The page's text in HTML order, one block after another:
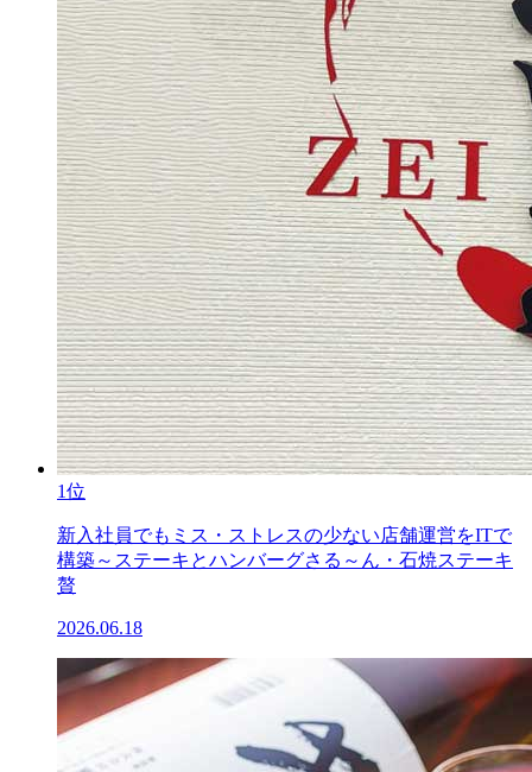
1位
新入社員でもミス・ストレスの少ない店舗運営をITで
構築～ステーキとハンバーグさる～ん・石焼ステーキ
贅
2026.06.18